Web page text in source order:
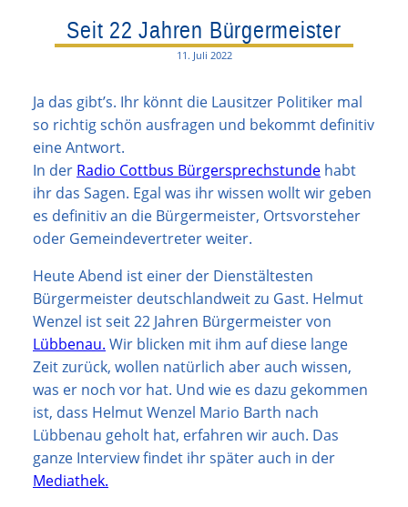
Seit 22 Jahren Bürgermeister
11. Juli 2022
Ja das gibt’s. Ihr könnt die Lausitzer Politiker mal
so richtig schön ausfragen und bekommt definitiv
eine Antwort.
In der Radio Cottbus Bürgersprechstunde habt
ihr das Sagen. Egal was ihr wissen wollt wir geben
es definitiv an die Bürgermeister, Ortsvorsteher
oder Gemeindevertreter weiter.
Heute Abend ist einer der Dienstältesten
Bürgermeister deutschlandweit zu Gast. Helmut
Wenzel ist seit 22 Jahren Bürgermeister von
Lübbenau. Wir blicken mit ihm auf diese lange
Zeit zurück, wollen natürlich aber auch wissen,
was er noch vor hat. Und wie es dazu gekommen
ist, dass Helmut Wenzel Mario Barth nach
Lübbenau geholt hat, erfahren wir auch. Das
ganze Interview findet ihr später auch in der
Mediathek.